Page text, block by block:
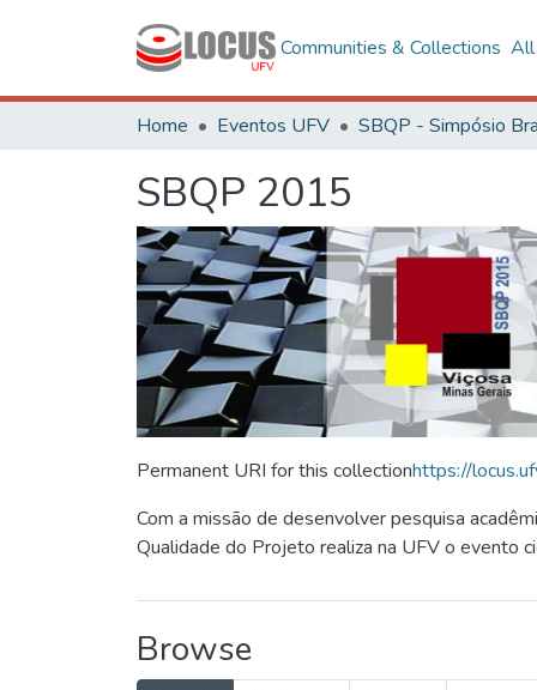
Communities & Collections All
Home Eventos UFV
SBQP 2015
Permanent URI for this collectionhttps://
Com a missão de desenvolver pesquisa
Qualidade do Projeto realiza na UFV o evento
Browse